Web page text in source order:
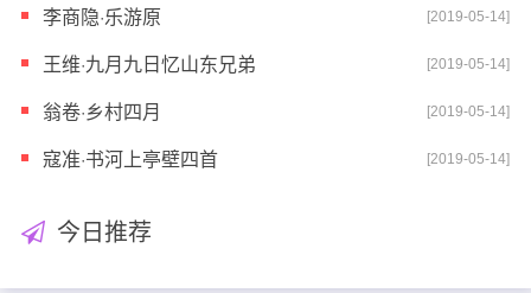
李商隐·乐游原 [2019-05-14]
王维·九月九日忆山东兄弟 [2019-05-14]
翁卷·乡村四月 [2019-05-14]
寇准·书河上亭壁四首 [2019-05-14]
今日推荐